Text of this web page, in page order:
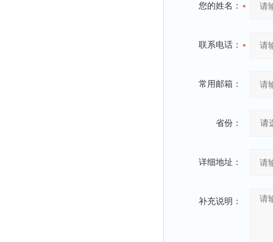
您的姓名：
联系电话：
常用邮箱：
省份：
详细地址：
补充说明：